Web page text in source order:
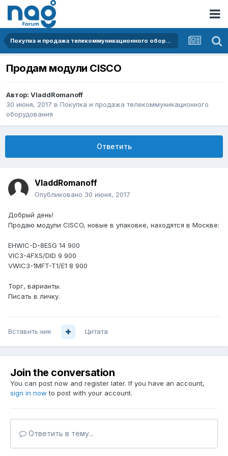
Покупка и продажа телекоммуникационного оборудования
Продам модули CISCO
Автор: VladdRomanoff
30 июня, 2017 в Покупка и продажа телекоммуникационного
оборудования
Ответить
VladdRomanoff
Опубликовано 30 июня, 2017
Добрый день!
Продаю модули CISCO, новые в упаковке, находятся в Москве:
EHWIC-D-8ESG 14 900
VIC3-4FXS/DID 9 900
VWIC3-1MFT-T1/E1 8 900
Торг, варианты.
Писать в личку.
Вставить ник Цитата
Join the conversation
You can post now and register later. If you have an account,
sign in now to post with your account.
Ответить в тему...